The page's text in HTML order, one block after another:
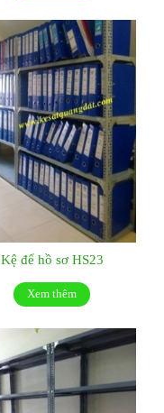
Kệ để hồ sơ HS23
Xem thêm